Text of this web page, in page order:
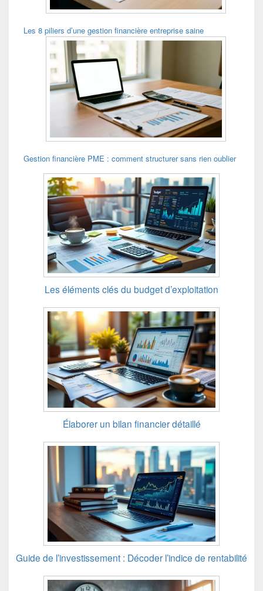
Les 8 piliers d’une gestion financière entreprise saine
Gestion financière PME : comment structurer sans rien oublier
Les éléments clés du budget d’exploitation
Élaborer un bilan financier détaillé
Guide de l’investissement : Décoder l’indice de rentabilité